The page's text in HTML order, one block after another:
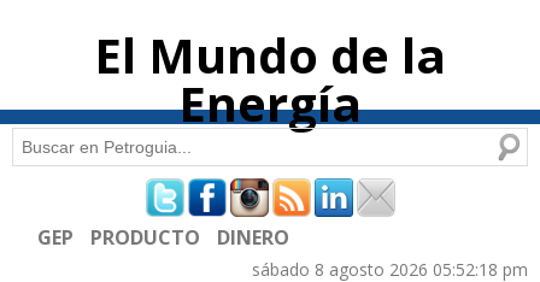
El Mundo de la
Energía
Formulario de búsqueda
Buscar
GEP PRODUCTO DINERO
sábado 8 agosto 2026 05:52:18 pm